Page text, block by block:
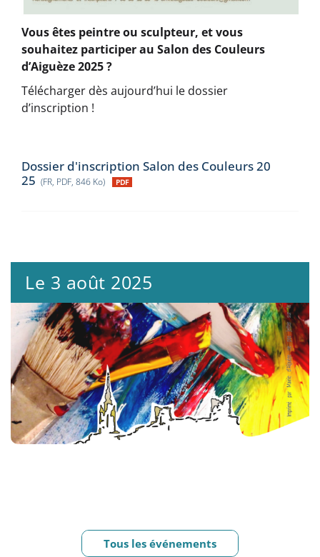
Vous êtes peintre ou sculpteur, et vous
souhaitez participer au Salon des Couleurs
d’Aiguèze 2025 ?
Télécharger dès aujourd’hui le dossier
d’inscription !
Dossier d'inscription Salon des Couleurs 20
25 (FR, PDF, 846 Ko)
Le 3 août 2025
Tous les événements